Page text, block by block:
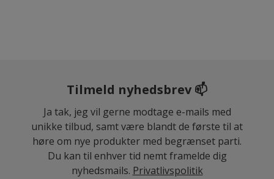
Tilmeld nyhedsbrev 📫
Ja tak, jeg vil gerne modtage e-mails med
unikke tilbud, samt være blandt de første til at
høre om nye produkter med begrænset parti.
Du kan til enhver tid nemt framelde dig
nyhedsmails. Privatlivspolitik